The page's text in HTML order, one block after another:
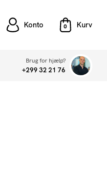
Konto
Brug for hjælp?
+299 32 21 76